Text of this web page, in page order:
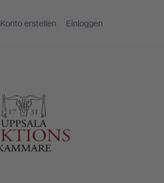
Konto erstellen Einloggen